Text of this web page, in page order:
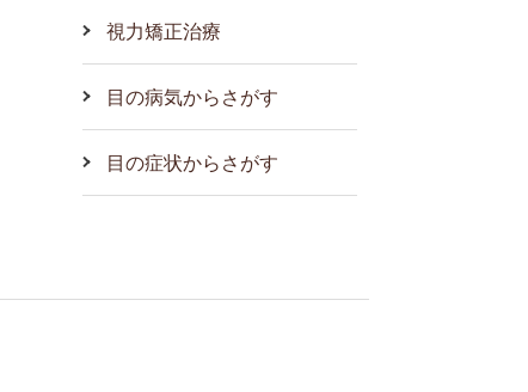
視力矯正治療
目の病気からさがす
目の症状からさがす